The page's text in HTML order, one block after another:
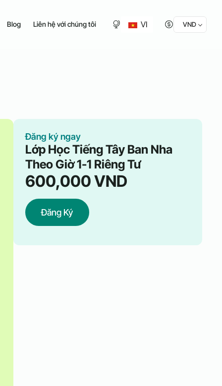
Blog Liên hệ với chúng tôi VI VND
Đăng ký ngay
Lớp Học Tiếng Tây Ban Nha
Theo Giờ 1-1 Riêng Tư
600,000VND
Đăng Ký